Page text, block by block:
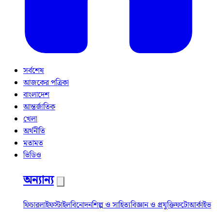
সর্বশেষ
আজকের পত্রিকা
বাংলাদেশ
আন্তর্জাতিক
খেলা
অর্থনীতি
মতামত
ভিডিও
অন্যান্য
ফিচারলাইফস্টাইলবিনোদনশিল্প ও সাহিত্যবিজ্ঞান ও প্রযুক্তিফটোআর্কাইভ